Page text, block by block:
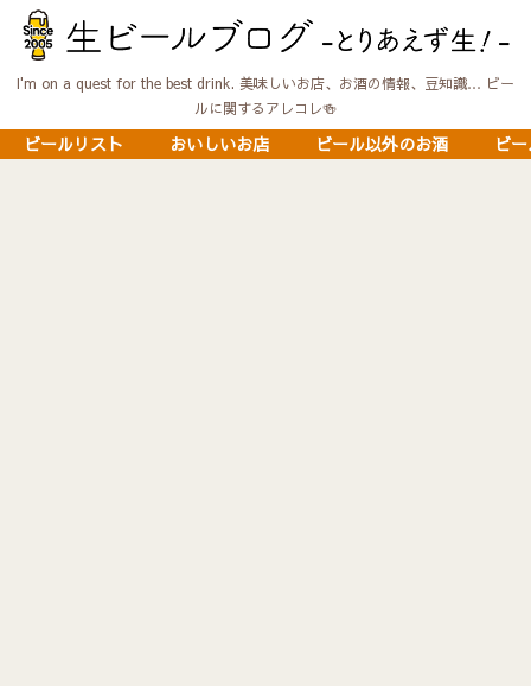
I'm on a quest for the best drink. 美味しいお店、お酒の情報、豆知識… ビー
ルに関するアレコレ🍻
ビールリスト おいしいお店 ビール以外のお酒 ビ